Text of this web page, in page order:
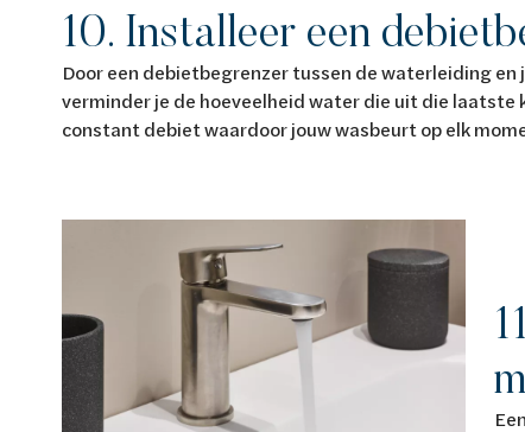
10. Installeer een
Door een debietbegrenzer tussen de waterleiding
verminder je de hoeveelheid water die uit die laatste
constant debiet waardoor jouw wasbeurt op elk
Een